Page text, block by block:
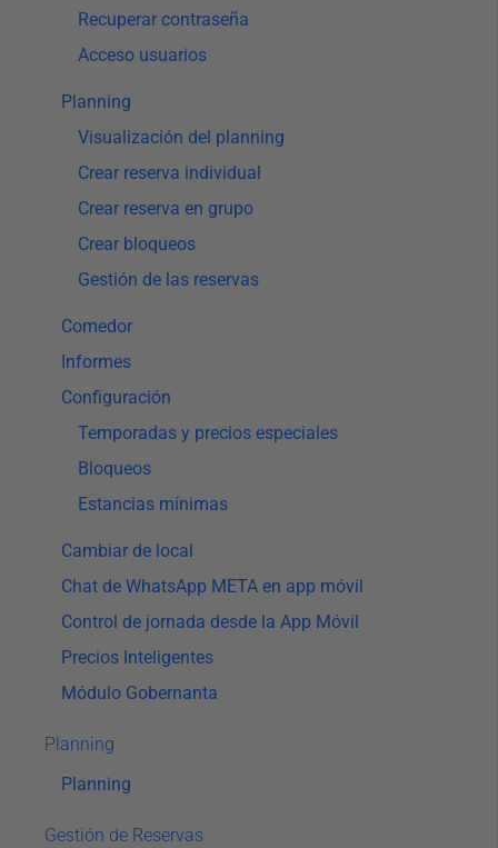
Recuperar contraseña
Acceso usuarios
Planning
Visualización del planning
Crear reserva individual
Crear reserva en grupo
Crear bloqueos
Gestión de las reservas
Comedor
Informes
Configuración
Temporadas y precios especiales
Bloqueos
Estancias mínimas
Cambiar de local
Chat de WhatsApp META en app móvil
Control de jornada desde la App Móvil
Precios Inteligentes
Módulo Gobernanta
Planning
Planning
Gestión de Reservas